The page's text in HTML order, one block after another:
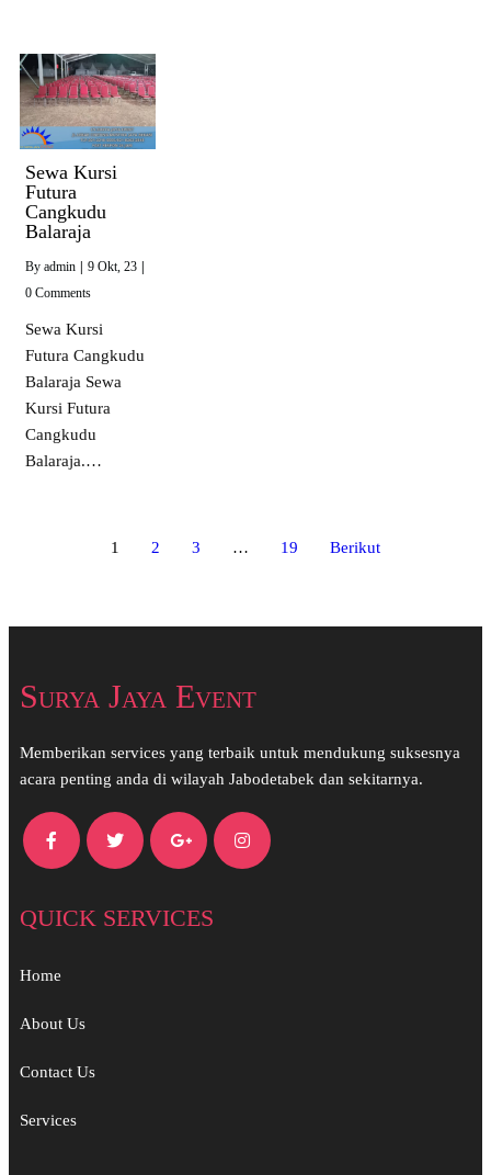
Sewa Kursi
Futura
Cangkudu
Balaraja
By admin | 9 Okt, 23 |
0 Comments
Sewa Kursi
Futura Cangkudu
Balaraja Sewa
Kursi Futura
Cangkudu
Balaraja.…
1 2 3 … 19 Berikut
Surya Jaya Event
Memberikan services yang terbaik untuk mendukung suksesnya
acara penting anda di wilayah Jabodetabek dan sekitarnya.
QUICK SERVICES
Home
About Us
Contact Us
Services